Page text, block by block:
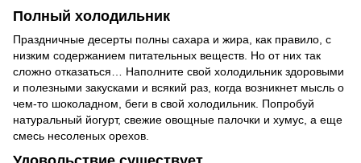
Полный холодильник
Праздничные десерты полны сахара и жира, как правило, с
низким содержанием питательных веществ. Но от них так
сложно отказаться… Наполните свой холодильник здоровыми
и полезными закусками и всякий раз, когда возникнет мысль о
чем-то шоколадном, беги в свой холодильник. Попробуй
натуральный йогурт, свежие овощные палочки и хумус, а еще
смесь несоленых орехов.